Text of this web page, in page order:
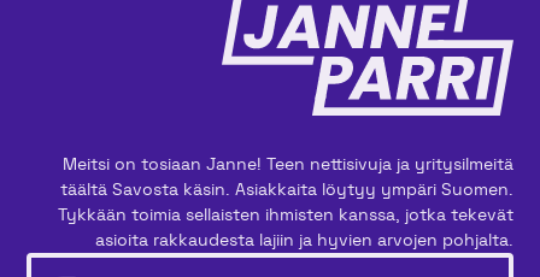
Meitsi on tosiaan Janne! Teen nettisivuja ja yritysilmeitä
täältä Savosta käsin. Asiakkaita löytyy ympäri Suomen.
Tykkään toimia sellaisten ihmisten kanssa, jotka tekevät
asioita rakkaudesta lajiin ja hyvien arvojen pohjalta.